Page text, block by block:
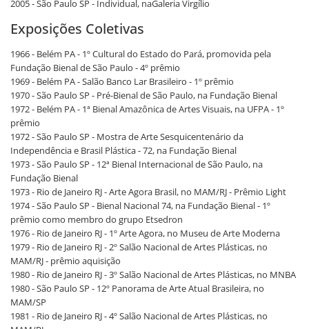
2005 - São Paulo SP - Individual, naGaleria Virgílio
Exposições Coletivas
1966 - Belém PA - 1º Cultural do Estado do Pará, promovida pela
Fundação Bienal de São Paulo - 4º prêmio
1969 - Belém PA - Salão Banco Lar Brasileiro - 1º prêmio
1970 - São Paulo SP - Pré-Bienal de São Paulo, na Fundação Bienal
1972 - Belém PA - 1ª Bienal Amazônica de Artes Visuais, na UFPA - 1º
prêmio
1972 - São Paulo SP - Mostra de Arte Sesquicentenário da
Independência e Brasil Plástica - 72, na Fundação Bienal
1973 - São Paulo SP - 12ª Bienal Internacional de São Paulo, na
Fundação Bienal
1973 - Rio de Janeiro RJ - Arte Agora Brasil, no MAM/RJ - Prêmio Light
1974 - São Paulo SP - Bienal Nacional 74, na Fundação Bienal - 1º
prêmio como membro do grupo Etsedron
1976 - Rio de Janeiro RJ - 1º Arte Agora, no Museu de Arte Moderna
1979 - Rio de Janeiro RJ - 2º Salão Nacional de Artes Plásticas, no
MAM/RJ - prêmio aquisição
1980 - Rio de Janeiro RJ - 3º Salão Nacional de Artes Plásticas, no MNBA
1980 - São Paulo SP - 12º Panorama de Arte Atual Brasileira, no
MAM/SP
1981 - Rio de Janeiro RJ - 4º Salão Nacional de Artes Plásticas, no